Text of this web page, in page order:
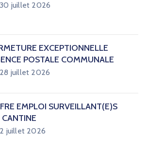
30 juillet 2026
EXCEPTIONNELLE
POSTALE COMMUNALE
28 juillet 2026
EMPLOI SURVEILLANT(E)S
CANTINE
2 juillet 2026